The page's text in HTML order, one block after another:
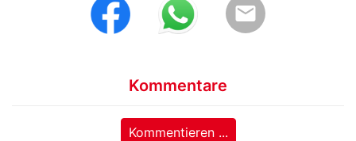
email
Kommentare
Kommentieren ...